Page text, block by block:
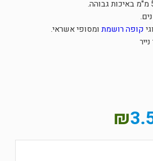
קופה רושמתומסופי אשראי.
₪